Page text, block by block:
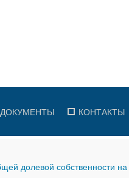
ДОКУМЕНТЫ КОНТАКТЫ
долевой собственности на